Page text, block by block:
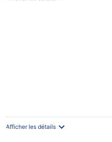
Afficher les détails